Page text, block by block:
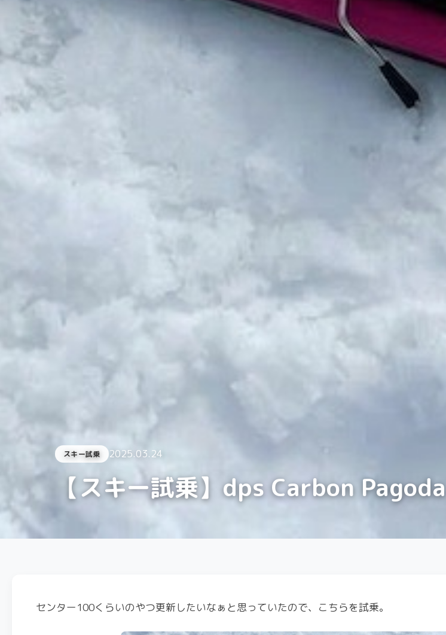
スキー試乗 2025.03.24
【スキー試乗】dps Carbon
センター100くらいのやつ更新したいなぁと思っていたので、こちらを試乗。